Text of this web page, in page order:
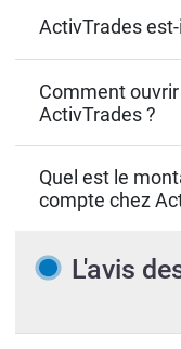
ActivTrades
Comment
ActivTrades ?
Quel est le
compte chez
L'avis